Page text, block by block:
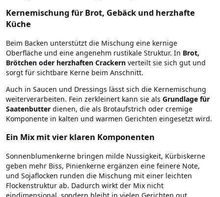
Kernemischung für Brot, Gebäck und herzhafte
Küche
Beim Backen unterstützt die Mischung eine kernige
Oberfläche und eine angenehm rustikale Struktur. In Brot,
Brötchen oder herzhaften Crackern verteilt sie sich gut und
sorgt für sichtbare Kerne beim Anschnitt.
Auch in Saucen und Dressings lässt sich die Kernemischung
weiterverarbeiten. Fein zerkleinert kann sie als Grundlage für
Saatenbutter dienen, die als Brotaufstrich oder cremige
Komponente in kalten und warmen Gerichten eingesetzt wird.
Ein Mix mit vier klaren Komponenten
Sonnenblumenkerne bringen milde Nussigkeit, Kürbiskerne
geben mehr Biss, Pinienkerne ergänzen eine feinere Note,
und Sojaflocken runden die Mischung mit einer leichten
Flockenstruktur ab. Dadurch wirkt der Mix nicht
eindimensional, sondern bleibt in vielen Gerichten gut